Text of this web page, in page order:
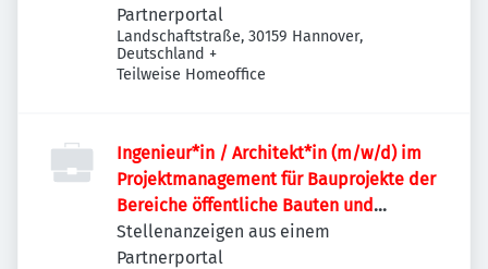
Partnerportal
Landschaftstraße, 30159 Hannover,
Deutschland +
Teilweise Homeoffice
Ingenieur*in / Architekt*in (m/w/d) im
Projektmanagement für Bauprojekte der
Bereiche öffentliche Bauten und
Industriebauten / Infrastruktur
Stellenanzeigen aus einem
Partnerportal